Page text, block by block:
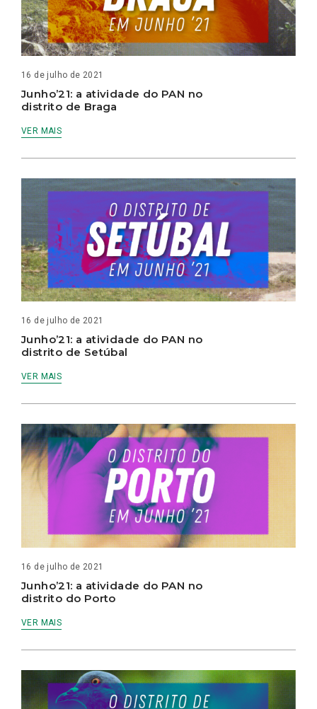
16 de julho de 2021
Junho’21: a atividade do PAN no
distrito de Braga
VER MAIS
16 de julho de 2021
Junho’21: a atividade do PAN no
distrito de Setúbal
VER MAIS
16 de julho de 2021
Junho’21: a atividade do PAN no
distrito do Porto
VER MAIS